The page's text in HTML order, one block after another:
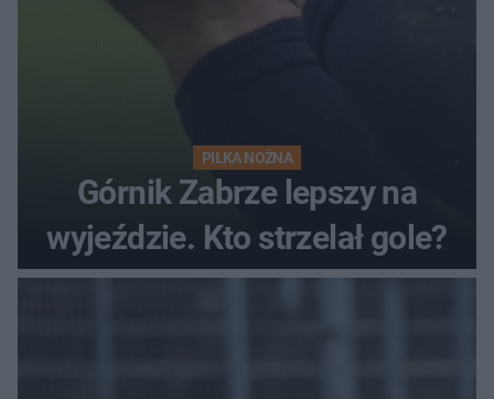
PIŁKA NOŻNA
Górnik Zabrze lepszy na
wyjeździe. Kto strzelał gole?